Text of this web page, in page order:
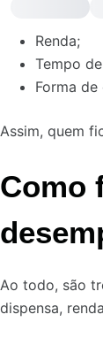
Renda;
Tempo
Forma de
Assim, quem
Como
Ao todo, são
dispensa,